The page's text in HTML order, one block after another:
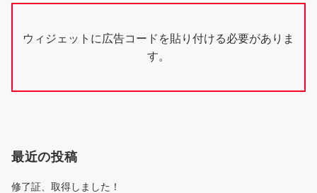
ウィジェットに広告コードを貼り付ける必要がありま
す。
最近の投稿
修了証、取得しました！